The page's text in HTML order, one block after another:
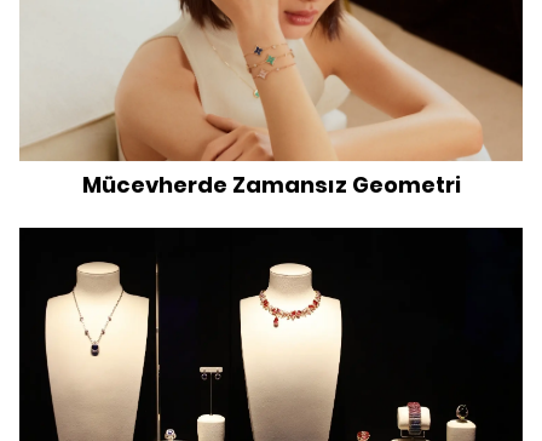
Mücevherde Zamansız Geometri